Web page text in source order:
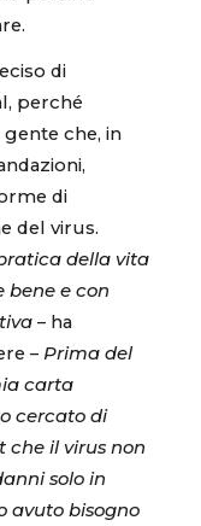
di
perché
che, in
di
del virus.
della vita
bene e con
– ha
– Prima del
carta
cercato di
che il virus non
solo in
avuto bisogno